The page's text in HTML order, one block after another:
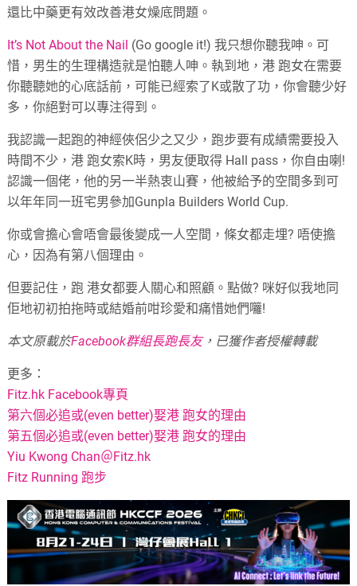
還比中藥更有效改善港女燥底問題。
It’s Not About the Nail (Go google it!)我只想你聽我呻。可
惜，男生的生理構造就是怕聽人呻。執到地，港 跑女在需要
你聽聽她的心底話前，可能已經索了K或散了功，你會聽少好
多，你絕對可以專注得到。
我認識一起跑的神經俠侶少之又少，跑步要有成績需要投入
時間不少，港 跑女索K時，男友便取得 Hall pass ，你自由喇 !
認識一個佬，他的另一半熱衷山賽，他被給予的空間多到可
以年年同一班宅男參加Gunpla Builders World Cup.
你或會擔心會唔會最後變成一人空間，條女都走埋? 唔使擔
心，因為有第八個理由。
但要記住，跑 港女都要人關心和照顧。點做? 咪好似我地同
佢地初初拍拖時或結婚前咁珍愛和痛惜她們囖!
本文原載於Facebook群組長跑長友，已獲作者授權轉載
更多：
Fitz.hk Facebook專頁
第六個必追或(even better)娶港 跑女的理由
第五個必追或(even better)娶港 跑女的理由
Yiu Kwong Chan＠Fitz.hk
Fitz Running 跑步